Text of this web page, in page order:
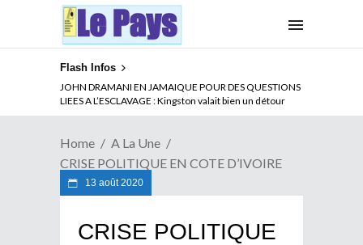
Flash Infos
ABSENCE PROLONGEE DE PAUL BIYA DU CAMEROUN :
Qui pilote le Cameroun ?
Home
A La Une
CRISE POLITIQUE EN COTE D’IVOIRE
13 août 2020
CRISE POLITIQUE